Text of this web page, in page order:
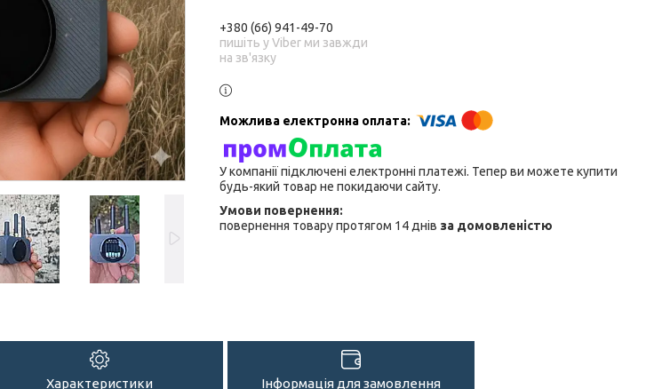
+380 (66) 941-49-70
пишіть у Viber ми завжди
на зв'язку
У компанії підключені електронні платежі. Тепер ви можете купити
будь-який товар не покидаючи сайту.
повернення товару протягом 14 днів за домовленістю
Характеристики Інформація для замовлення